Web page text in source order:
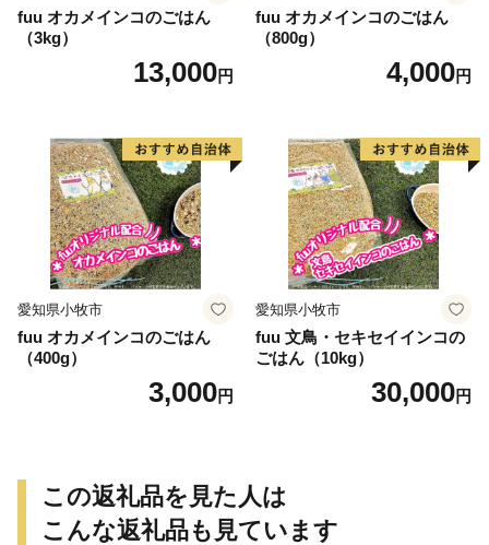
fuu オカメインコのごはん
（3kg）
13,000円
fuu オカメインコのごはん
（800g）
4,000円
愛知県小牧市
fuu オカメインコのごはん
（400g）
3,000円
愛知県小牧市
fuu 文鳥・セキセイインコの
ごはん（10kg）
30,000円
この返礼品を見た人は
こんな返礼品も見ています